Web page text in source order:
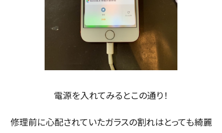
電源を入れてみるとこの通り！
修理前に心配されていたガラスの割れはとっても綺麗